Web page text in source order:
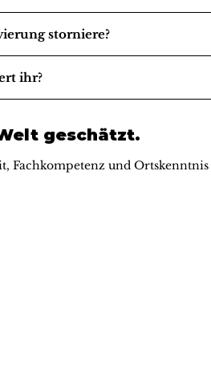
storniere?
ihr?
geschätzt.
und Ortskenntnis